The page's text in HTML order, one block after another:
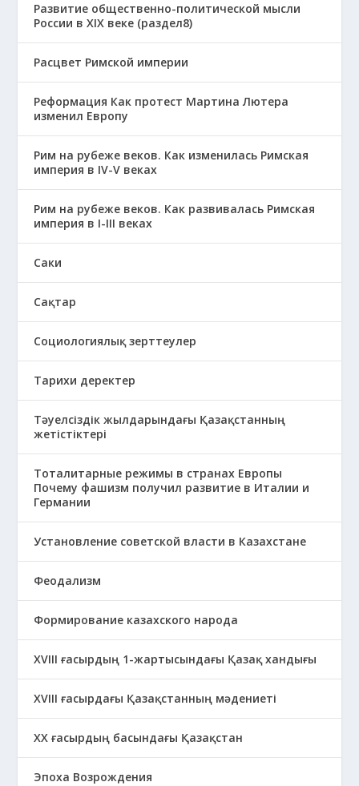
Развитие общественно-политической мысли
России в XIX веке (раздел8)
Расцвет Римской империи
Реформация Как протест Мартина Лютера
изменил Европу
Рим на рубеже веков. Как изменилась Римская
империя в IV-V веках
Рим на рубеже веков. Как развивалась Римская
империя в І-ІІІ веках
Саки
Сақтар
Социологиялық зерттеулер
Тарихи деректер
Тәуелсіздік жылдарындағы Қазақстанның
жетістіктері
Тоталитарные режимы в странах Европы
Почему фашизм получил развитие в Италии и
Германии
Установление советской власти в Казахстане
Феодализм
Формирование казахского народа
ХVIII ғасырдың 1-жартысындағы Қазақ хандығы
ХVІІІ ғасырдағы Қазақстанның мәдениеті
ХХ ғасырдың басындағы Қазақстан
Эпоха Возрождения